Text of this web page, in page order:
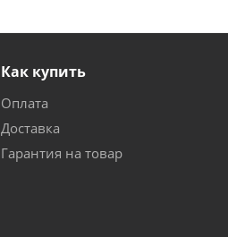
Как купить
Оплата
Доставка
Гарантия на товар